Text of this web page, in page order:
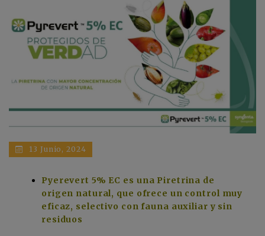
13 Junio, 2024
Pyerevert 5% EC es una Piretrina de
origen natural, que ofrece un control muy
eficaz, selectivo con fauna auxiliar y sin
residuos